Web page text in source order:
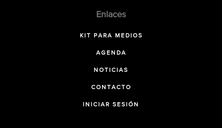
Enlaces
KIT PARA MEDIOS
AGENDA
NOTICIAS
CONTACTO
INICIAR SESIÓN